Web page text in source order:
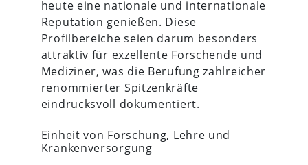
heute eine nationale und internationale
Reputation genießen. Diese
Profilbereiche seien darum besonders
attraktiv für exzellente Forschende und
Mediziner, was die Berufung zahlreicher
renommierter Spitzenkräfte
eindrucksvoll dokumentiert.
Einheit von Forschung, Lehre und
Krankenversorgung